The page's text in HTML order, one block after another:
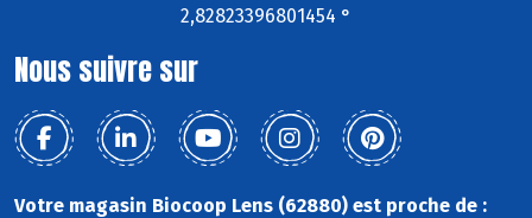
2,82823396801454 °
Nous suivre sur
Votre magasin Biocoop Lens (62880) est proche de :